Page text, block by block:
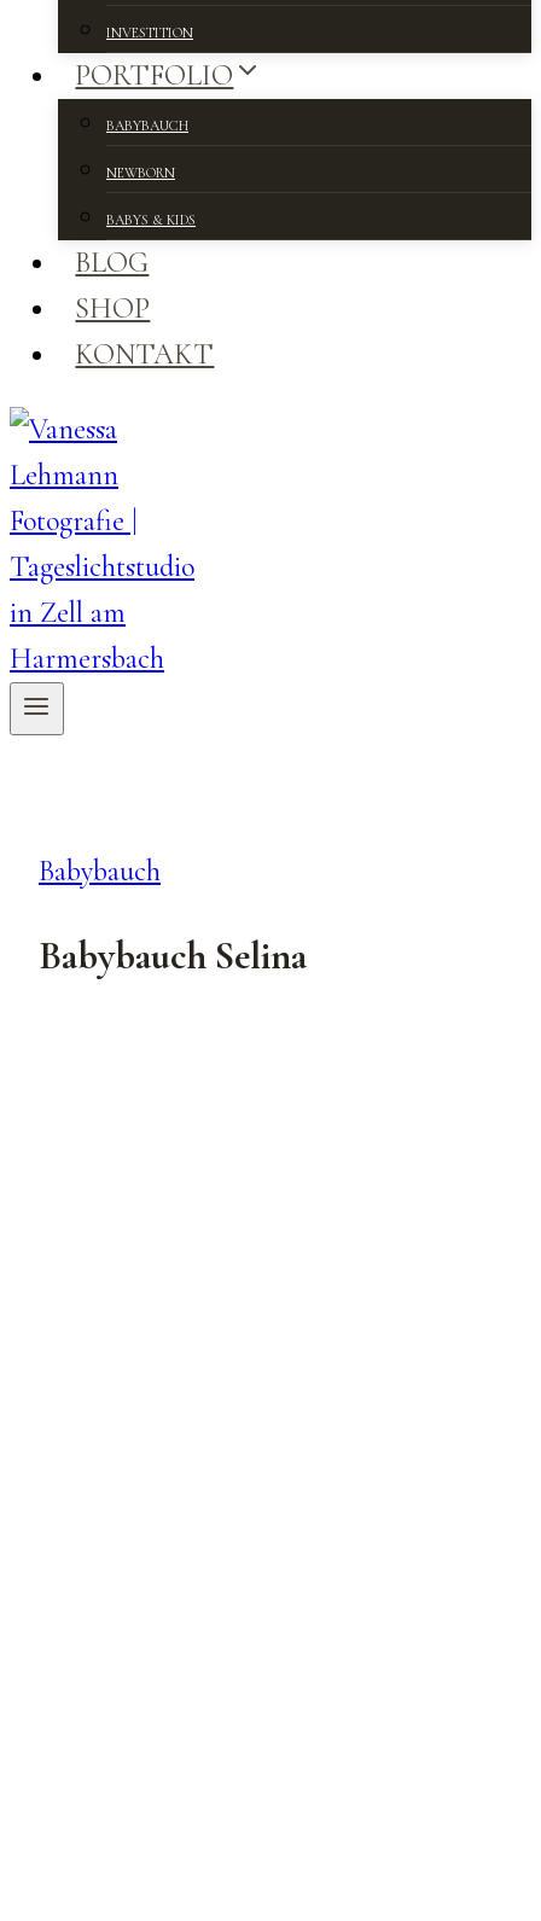
INVESTITION
PORTFOLIO
BABYBAUCH
NEWBORN
BABYS & KIDS
BLOG
SHOP
KONTAKT
Babybauch
Babybauch Selina